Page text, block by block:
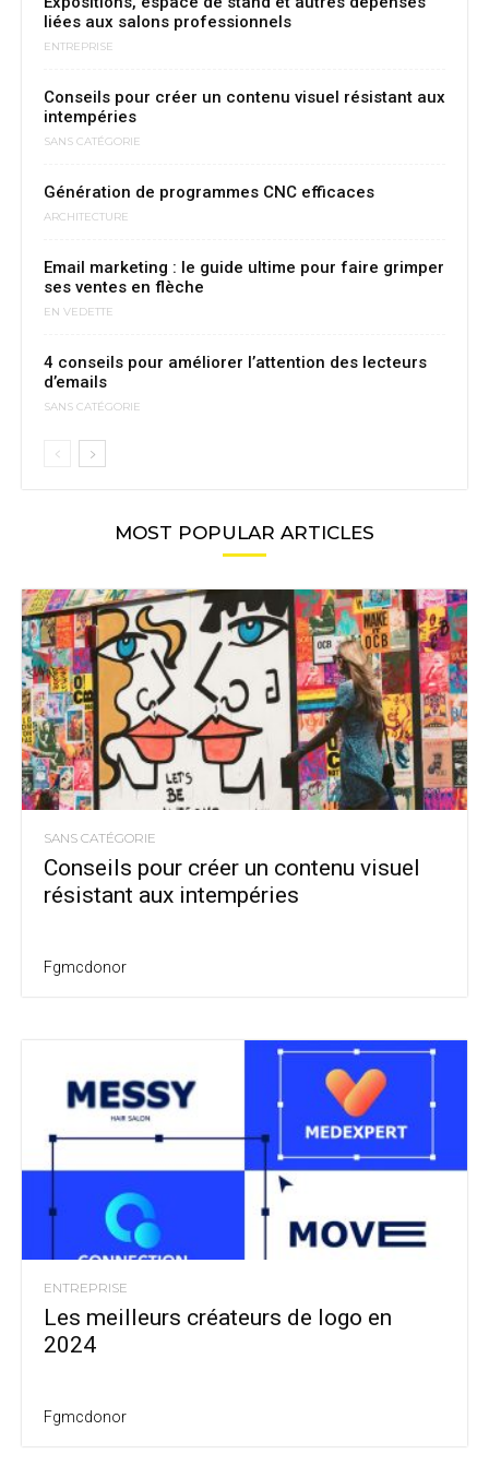
liées aux salons professionnels
ENTREPRISE
Conseils pour créer un contenu visuel résistant aux
intempéries
SANS CATÉGORIE
Génération de programmes CNC efficaces
ARCHITECTURE
Email marketing : le guide ultime pour faire grimper
ses ventes en flèche
EN VEDETTE
4 conseils pour améliorer l’attention des lecteurs
d’emails
SANS CATÉGORIE
MOST POPULAR ARTICLES
SANS CATÉGORIE
Conseils pour créer un contenu visuel
résistant aux intempéries
Fgmcdonor
ENTREPRISE
Les meilleurs créateurs de logo en
2024
Fgmcdonor